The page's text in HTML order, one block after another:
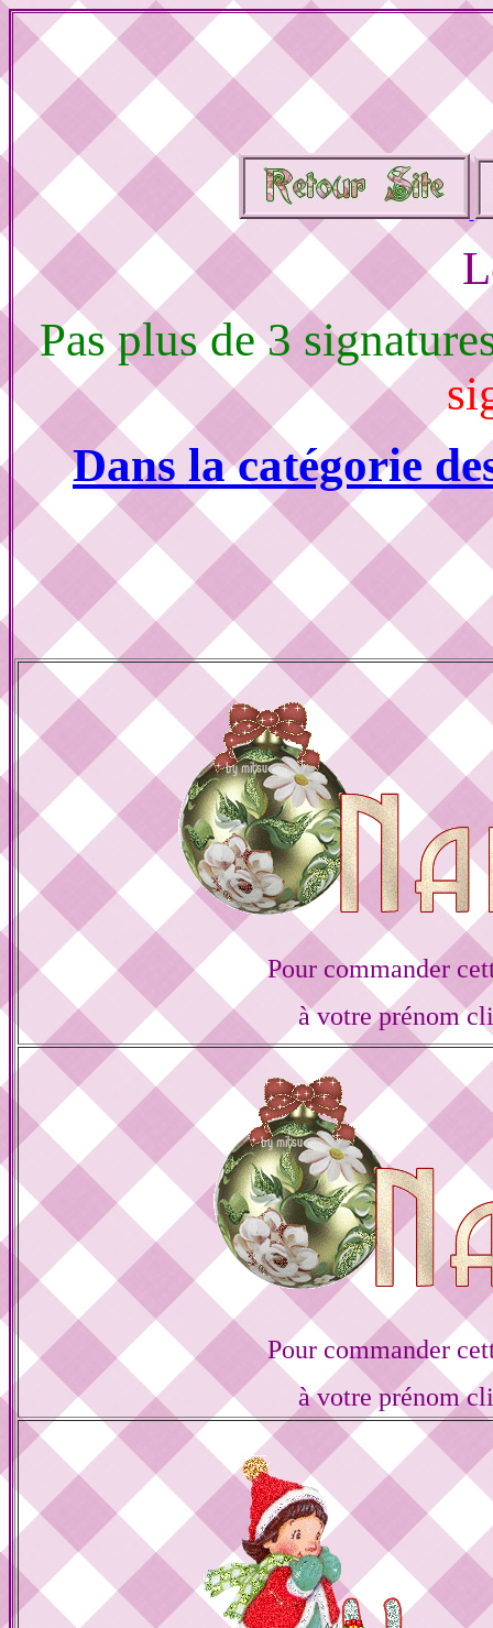
Pas plus de 3
Dans la catégorie
Pour commander
à votre prénom
Pour commander
à votre prénom